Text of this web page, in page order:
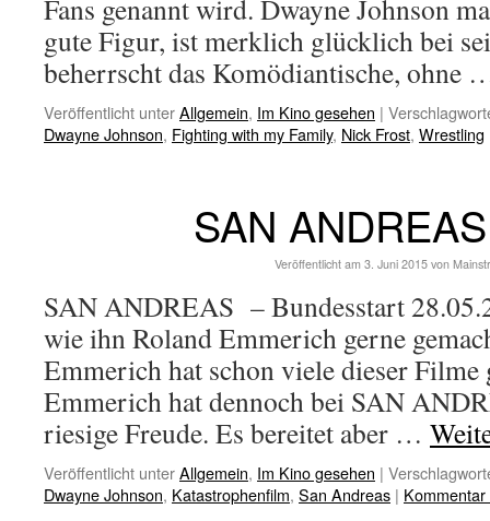
Fans genannt wird. Dwayne Johnson
gute Figur, ist merklich glücklich bei
beherrscht das Komödiantische, ohne
Veröffentlicht unterAllgemein, Im Kino gesehen |
Dwayne Johnson, Fighting with my Family, Nick Frost, Wrestling
SAN
Veröffentlicht am 3. Juni 2015 von
SAN ANDREAS – Bundesstart
wie ihn Roland Emmerich gerne
Emmerich hat schon viele dieser Filme
Emmerich hat dennoch bei SAN
riesige Freude. Es bereitet aber …
Veröffentlicht unterAllgemein, Im Kino gesehen |
Dwayne Johnson, Katastrophenfilm, San Andreas |